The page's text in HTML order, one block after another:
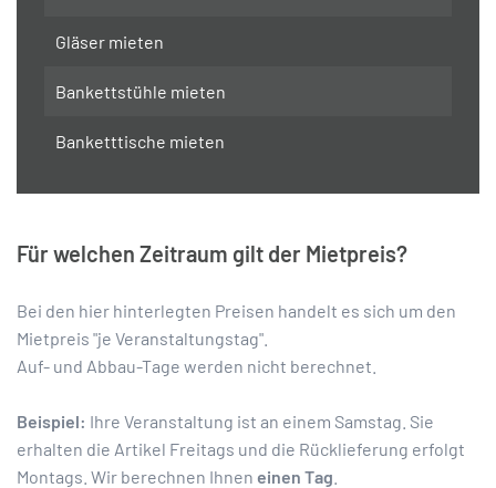
Gläser mieten
Bankettstühle mieten
Banketttische mieten
Für welchen Zeitraum gilt der Mietpreis?
Bei den hier hinterlegten Preisen handelt es sich um den
Mietpreis "je Veranstaltungstag".
Auf- und Abbau-Tage werden nicht berechnet.
Beispiel: Ihre Veranstaltung ist an einem Samstag. Sie
erhalten die Artikel Freitags und die Rücklieferung erfolgt
Montags. Wir berechnen Ihnen einen Tag